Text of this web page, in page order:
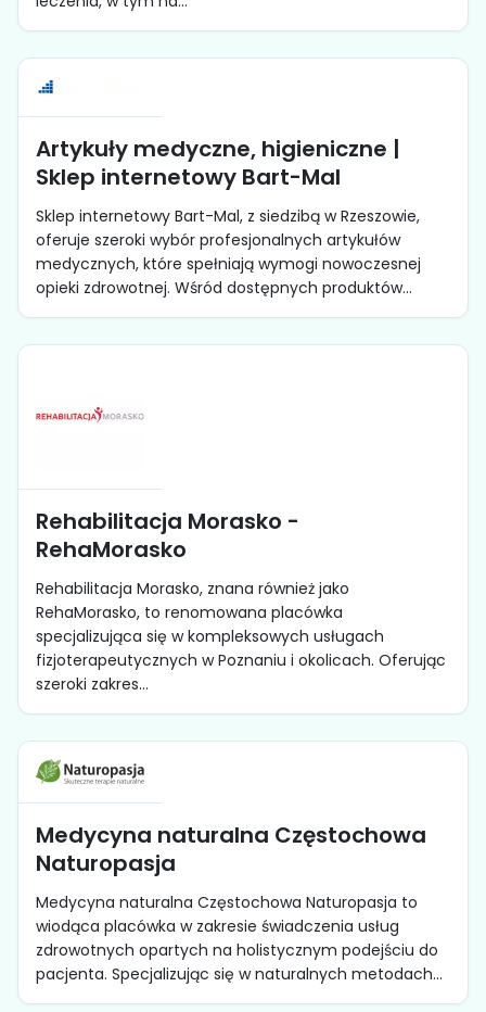
Artykuły medyczne, higieniczne |
Sklep internetowy Bart-Mal
Sklep internetowy Bart-Mal, z siedzibą w Rzeszowie,
oferuje szeroki wybór profesjonalnych artykułów
medycznych, które spełniają wymogi nowoczesnej
opieki zdrowotnej. Wśród dostępnych produktów...
Rehabilitacja Morasko -
RehaMorasko
Rehabilitacja Morasko, znana również jako
RehaMorasko, to renomowana placówka
specjalizująca się w kompleksowych usługach
fizjoterapeutycznych w Poznaniu i okolicach. Oferując
szeroki zakres...
Medycyna naturalna Częstochowa
Naturopasja
Medycyna naturalna Częstochowa Naturopasja to
wiodąca placówka w zakresie świadczenia usług
zdrowotnych opartych na holistycznym podejściu do
pacjenta. Specjalizując się w naturalnych metodach...